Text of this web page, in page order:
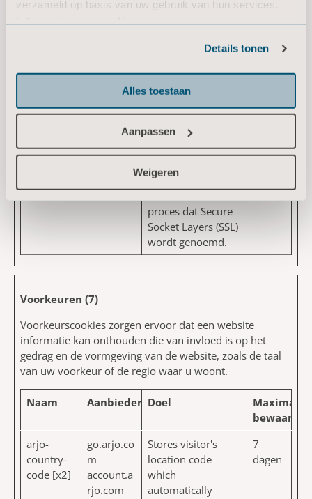
verzameld op basis van uw gebruik van hun services.
Details tonen
Alles toestaan
Aanpassen
Weigeren
bezoeker.
nodig voor de
website.
x-ms-
cpim-
account.a
rjo.com
Noodzakelijk voor
de
verbindingsverifica
tie op de website -
Dit zorgt voor de
integriteit van de
proces dat Secure
Socket Layers (SSL)
wordt genoemd.
Sessie
Voorkeuren (7)
Voorkeurscookies zorgen ervoor dat een website
informatie kan onthouden die van invloed is op het
gedrag en de vormgeving van de website, zoals de taal
van uw voorkeur of de regio waar u woont.
Naam Aanbieder Doel
Maximale
arjo-
country-
code [x2]
go.arjo.co
m
account.a
rjo.com
Stores visitor's
location code
which
automatically
7
dagen